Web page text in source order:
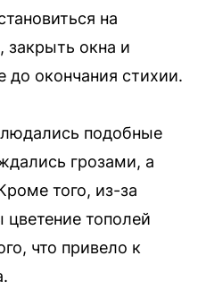
на
закрыть окна и
до окончания стихии.
подобные
грозами, а
того, из-за
тополей
что привело к